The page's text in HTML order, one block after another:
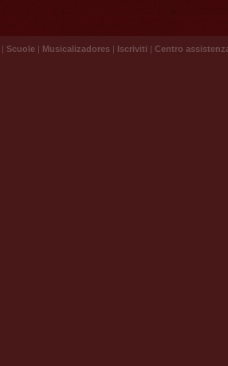
| Scuole | Musicalizadores | Iscriviti | Centro